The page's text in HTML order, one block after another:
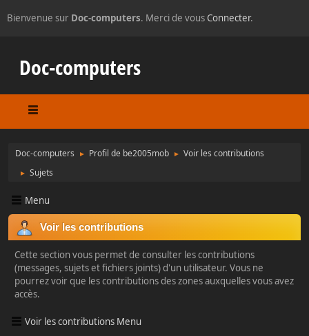
Bienvenue sur Doc-computers. Merci de vousConnecter.
Doc-computers
Doc-computers ► Profil de be2005mob ► Voir les contributions
► Sujets
Menu
Voir les contributions
Cette section vous permet de consulter les contributions
(messages, sujets et fichiers joints) d'un utilisateur. Vous ne
pourrez voir que les contributions des zones auxquelles vous avez
accès.
Voir les contributions Menu